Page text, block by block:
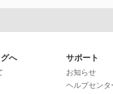
へ サポート
お知らせ
ヘルプセンタ